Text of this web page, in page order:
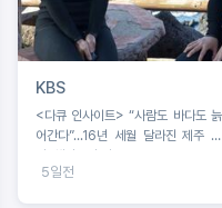
KBS
<다큐 인사이트> “사람도 바다도 늙
어간다”...16년 세월 달라진 제주 바
5일전